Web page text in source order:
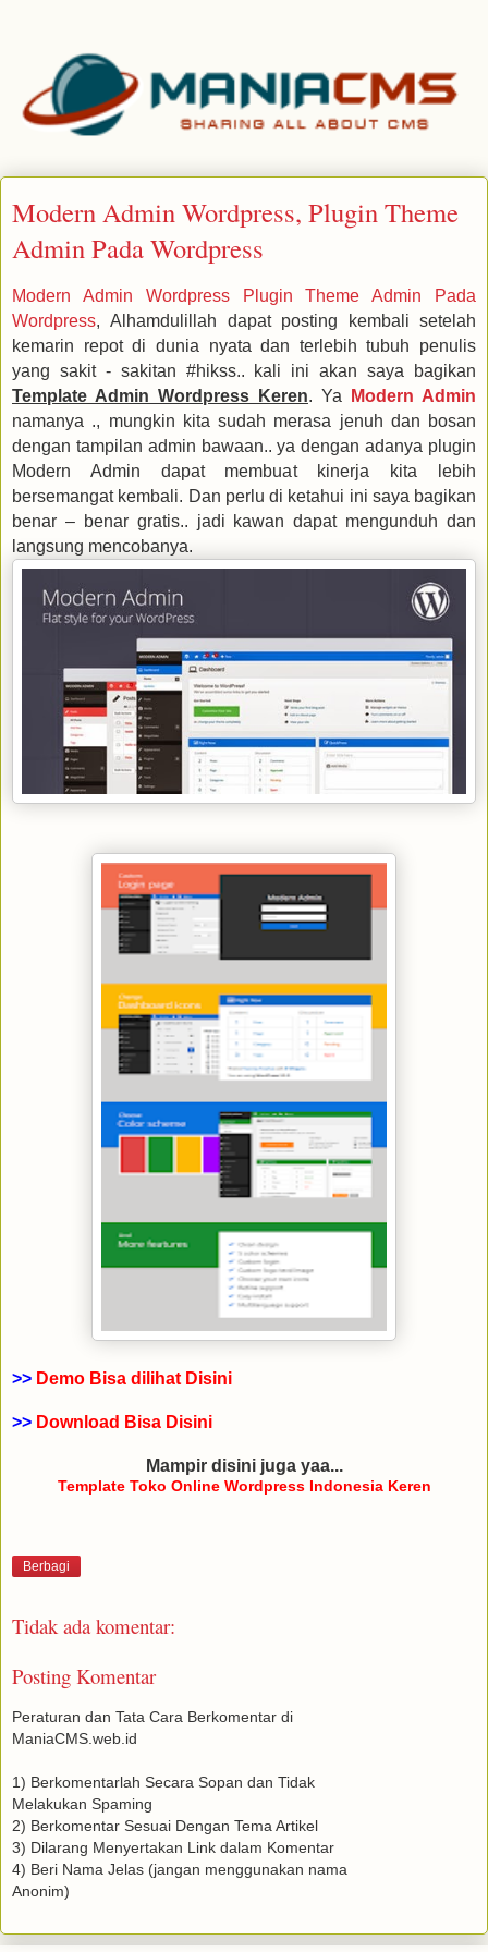
Modern Admin Wordpress, Plugin Theme
Admin Pada Wordpress
Modern Admin Wordpress Plugin Theme Admin Pada
Wordpress,Alhamdulillah dapat posting kembali setelah
kemarin repot di dunia nyata dan terlebih tubuh penulis
yang sakit - sakitan #hikss.. kali ini akan saya bagikan
Template Admin Wordpress Keren. Ya
Modern Admin
namanya ., mungkin kita sudah merasa jenuh dan bosan
dengan tampilan admin bawaan.. ya dengan adanya plugin
Modern Admin dapat membuat kinerja kita lebih
bersemangat kembali. Dan perlu di ketahui ini saya bagikan
benar – benar gratis.. jadi kawan dapat mengunduh dan
langsung mencobanya.
>> Demo Bisa dilihat Disini
>> Download Bisa Disini
Mampir disini juga yaa...
Template Toko Online Wordpress Indonesia Keren
Berbagi
Tidak ada komentar:
Posting Komentar
Peraturan dan Tata Cara Berkomentar di
ManiaCMS.web.id
1) Berkomentarlah Secara Sopan dan Tidak
Melakukan Spaming
2) Berkomentar Sesuai Dengan Tema Artikel
3) Dilarang Menyertakan Link dalam Komentar
4) Beri Nama Jelas (jangan menggunakan nama
Anonim)